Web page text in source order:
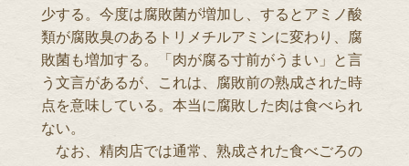
少する。今度は腐敗菌が増加し、するとアミノ酸
類が腐敗臭のあるトリメチルアミンに変わり、腐
敗菌も増加する。「肉が腐る寸前がうまい」と言
う文言があるが、これは、腐敗前の熟成された時
点を意味している。本当に腐敗した肉は食べられ
ない。
なお、精肉店では通常、熟成された食べごろの